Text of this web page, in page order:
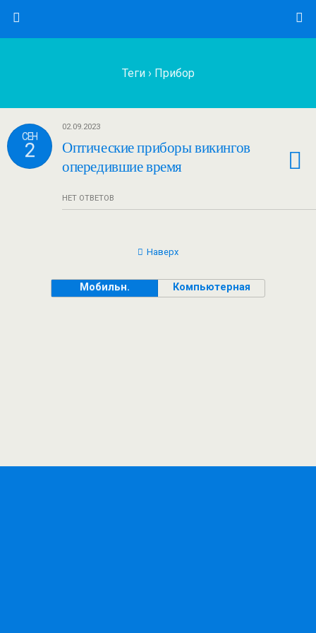
Теги › Прибор
СЕН
2
02.09.2023
Оптические приборы викингов
опередившие время
НЕТ ОТВЕТОВ
Наверх
Мобильн. Компьютерная